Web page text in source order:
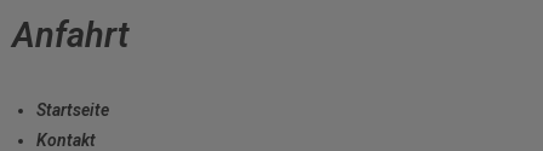
Anfahrt
Startseite
Kontakt